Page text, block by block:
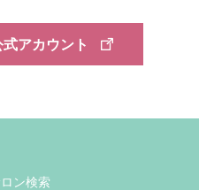
アカウント
ン検索